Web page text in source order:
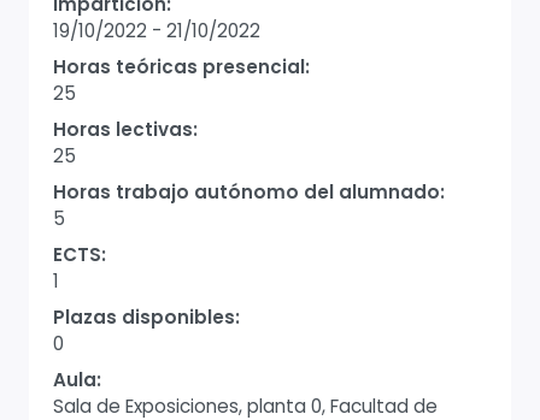
19/10/2022 - 21/10/2022
Horas teóricas presencial:
25
Horas lectivas:
25
Horas trabajo autónomo del alumnado:
5
ECTS:
1
Plazas disponibles:
0
Aula:
Sala de Exposiciones, planta 0, Facultad de